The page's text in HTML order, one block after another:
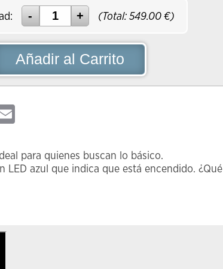
(Total: 549.00€)
Añadir al Carrito
para quienes buscan lo básico.
LED azul que indica que está encendido. ¿Qué